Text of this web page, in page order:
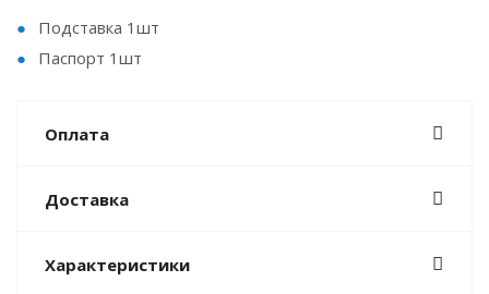
Подставка 1шт
Паспорт 1шт
Оплата
Доставка
Характеристики